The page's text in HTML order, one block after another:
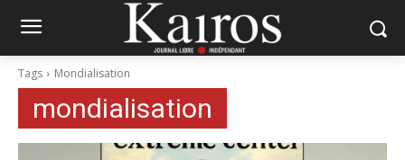
Tags Mondialisation
mondialisation